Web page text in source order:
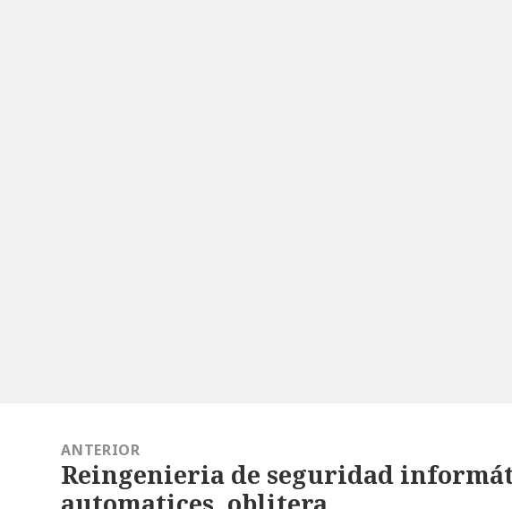
entradas
ANTERIOR
Entrada
anterior:
Reingenieria de seguridad